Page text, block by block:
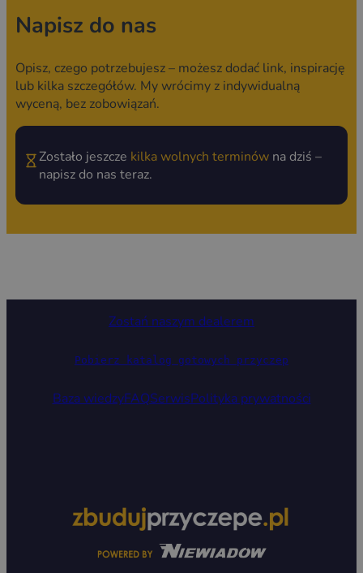
Napisz do nas
Opisz, czego potrzebujesz – możesz dodać link, inspirację
lub kilka szczegółów. My wrócimy z indywidualną
wyceną, bez zobowiązań.
Zostało jeszcze kilka wolnych terminówna dziś –
napisz do nas teraz.
Zostań naszym dealerem
Pobierz katalog gotowych przyczep
Baza wiedzyFAQSerwisPolityka prywatności